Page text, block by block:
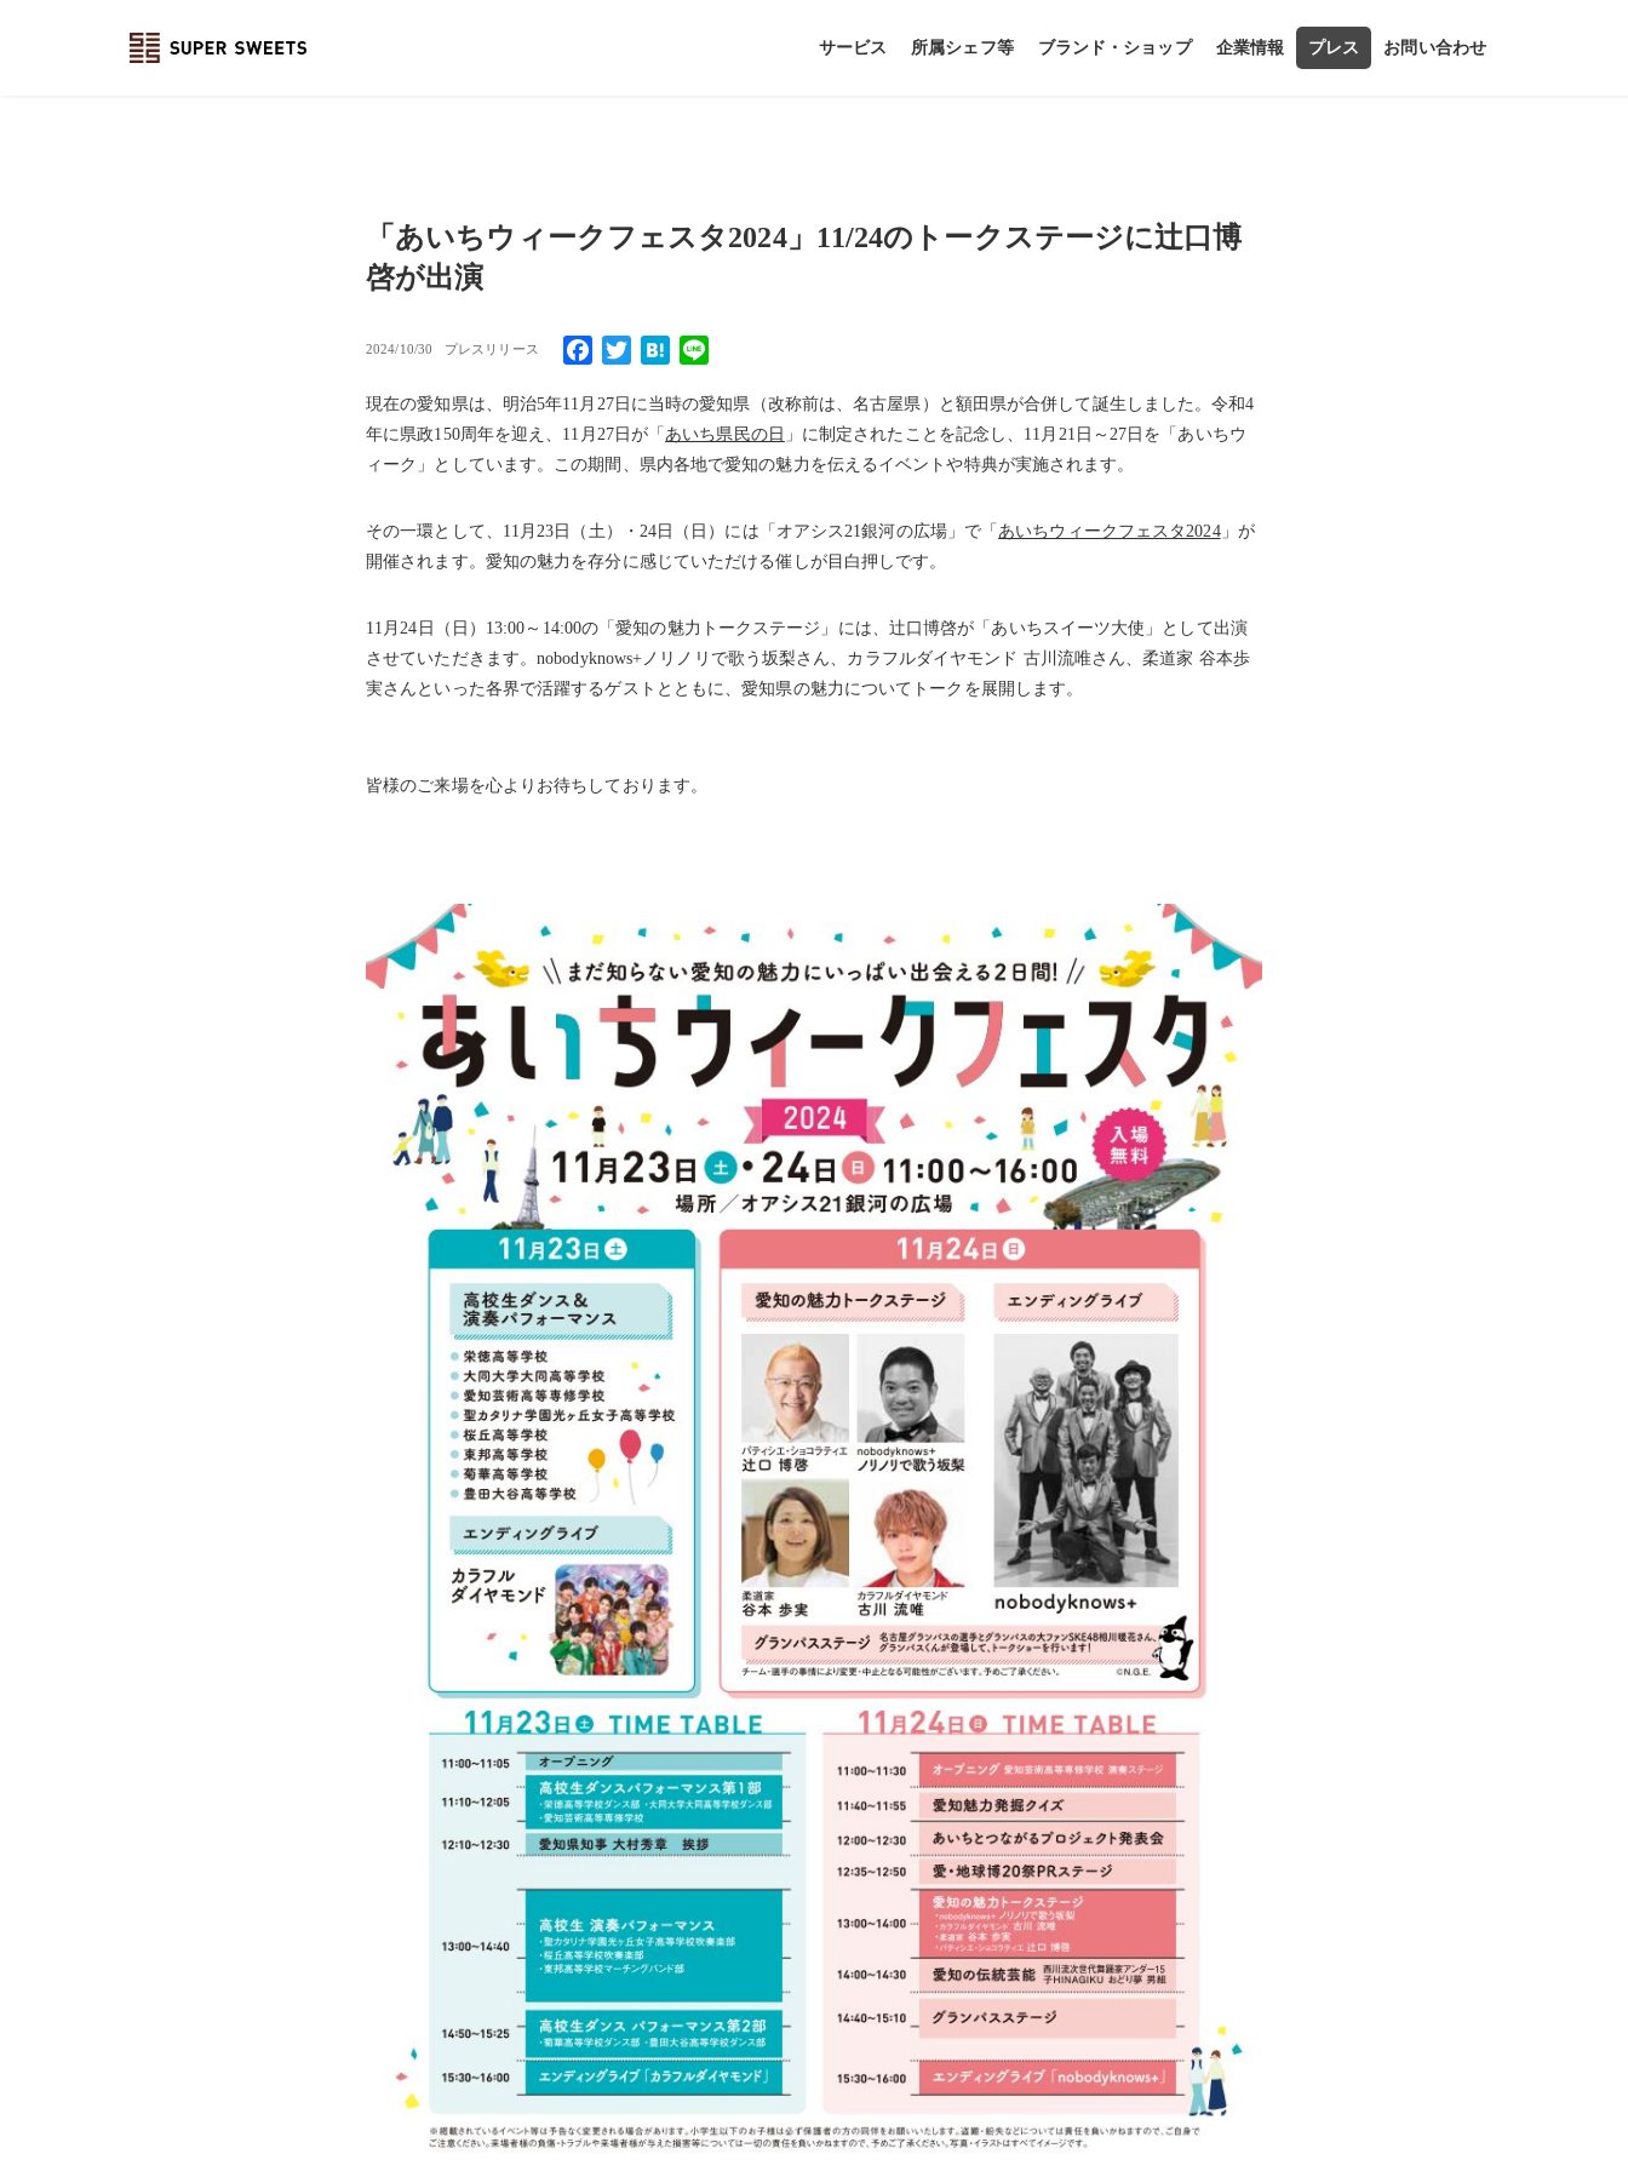
サービス 所属シェフ等 ブランド・ショップ 企業情報 プレス お問い合わせ
「あいちウィークフェスタ2024」11/24のトークステージに辻口博
啓が出演
2024/10/30 プレスリリース FacebookTwitterHatena
現在の愛知県は、明治5年11月27日に当時の愛知県（改称前は、名古屋県）と額田県が合併して誕生しました。令和4
年に県政150周年を迎え、11月27日が「あいち県民の日 」に制定されたことを記念し、11月21日～27日を「あいちウ
ィーク」としています。この期間、県内各地で愛知の魅力を伝えるイベントや特典が実施されます。
その一環として、11月23日（土）・24日（日）には「オアシス21銀河の広場」で「あいちウィークフェスタ2024」が
開催されます。愛知の魅力を存分に感じていただける催しが目白押しです。
11月24日（日）13:00～14:00の「愛知の魅力トークステージ」には、辻口博啓が「あいちスイーツ大使」として出演
させていただきます。nobodyknows+ノリノリで歌う坂梨さん、カラフルダイヤモンド 古川流唯さん、柔道家 谷本歩
実さんといった各界で活躍するゲストとともに、愛知県の魅力についてトークを展開します。
皆様のご来場を心よりお待ちしております。